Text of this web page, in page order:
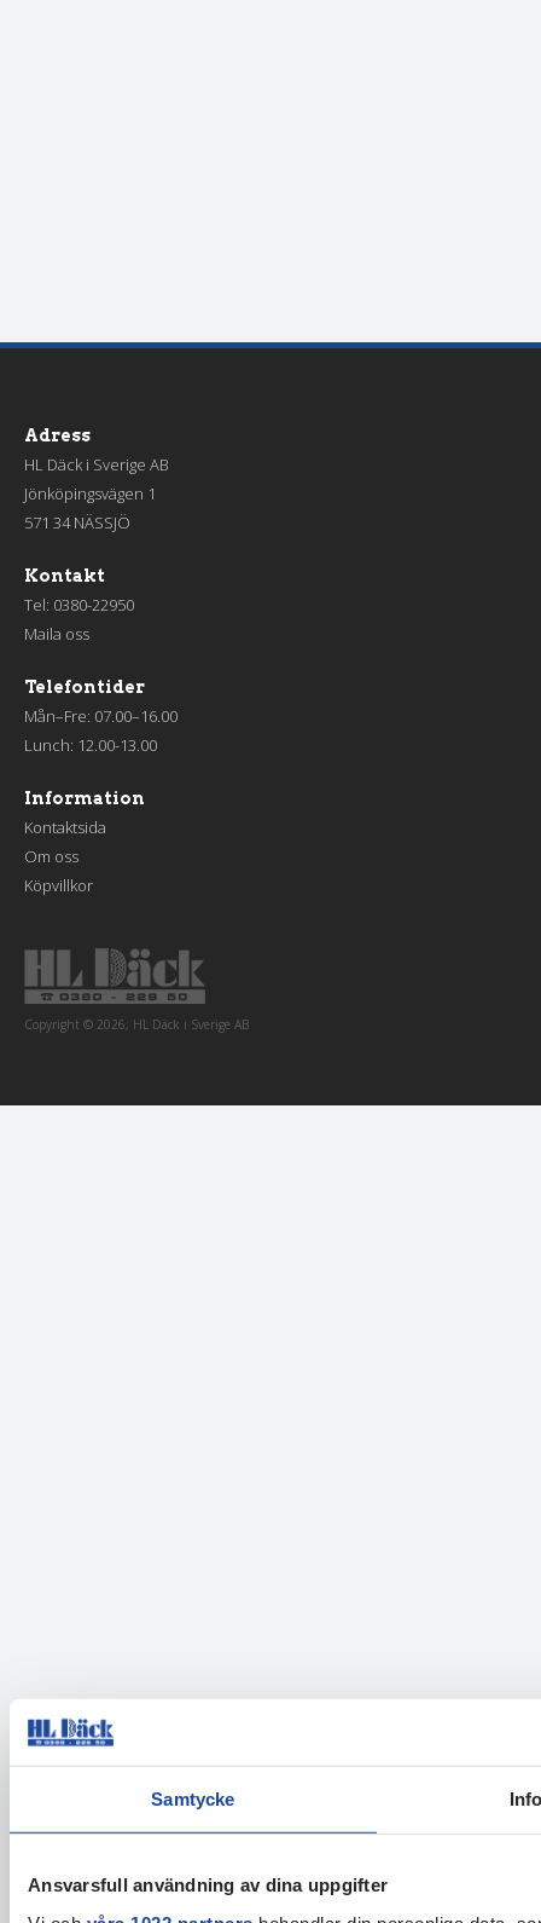
Samtycke
Ansvarsfull användning av dina uppgifter
Adress
HL Däck i Sverige AB
Jönköpingsvägen 1
571 34 NÄSSJÖ
Kontakt
Tel: 0380-22950
Maila oss
Telefontider
Mån–Fre: 07.00–16.00
Lunch: 12.00-13.00
Information
Kontaktsida
Om oss
Köpvillkor
Copyright © 2026, HL Däck i Sverige AB